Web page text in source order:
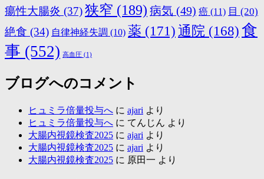
瘍性大腸炎 (37)狭窄 (189) 病気 (49) 癌 (11) 目 (20)
絶食 (34) 自律神経失調 (10) 薬 (171)通院 (168)食
事 (552) 高血圧 (1)
ブログへのコメント
ヒュミラ倍量投与へ に ajari より
ヒュミラ倍量投与へ に てんじん より
大腸内視鏡検査2025 に ajari より
大腸内視鏡検査2025 に ajari より
大腸内視鏡検査2025 に 原田一 より